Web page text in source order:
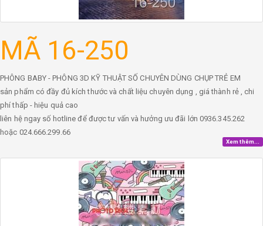
MÃ 16-250
PHÔNG BABY - PHÔNG 3D KỸ THUẬT SỐ CHUYÊN DÙNG CHỤP TRẺ EM
sản phẩm có đầy đủ kích thước và chất liệu chuyên dụng , giá thành rẻ , chi
phí thấp - hiệu quả cao
liên hệ ngay số hotline để được tư vấn và hưởng ưu đãi lớn 0936.345.262
hoặc 024.666.299.66
Xem thêm...